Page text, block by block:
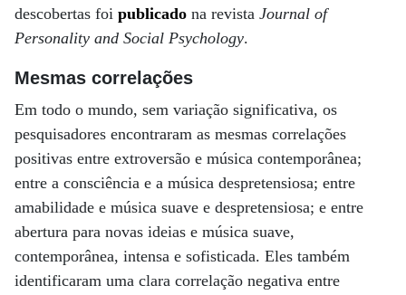
descobertas foi publicado na revista Journal of
Personality and Social Psychology.
Mesmas correlações
Em todo o mundo, sem variação significativa, os
pesquisadores encontraram as mesmas correlações
positivas entre extroversão e música contemporânea;
entre a consciência e a música despretensiosa; entre
amabilidade e música suave e despretensiosa; e entre
abertura para novas ideias e música suave,
contemporânea, intensa e sofisticada. Eles também
identificaram uma clara correlação negativa entre